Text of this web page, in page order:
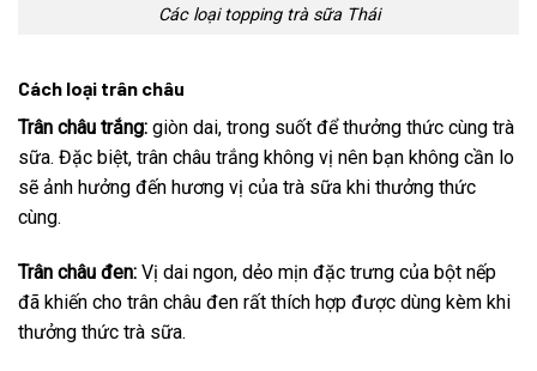
Các loại topping trà sữa Thái
Cách loại trân châu
Trân châu trắng: giòn dai, trong suốt để thưởng thức cùng trà
sữa. Đặc biệt, trân châu trắng không vị nên bạn không cần lo
sẽ ảnh hưởng đến hương vị của trà sữa khi thưởng thức
cùng.
Trân châu đen: Vị dai ngon, dẻo mịn đặc trưng của bột nếp
đã khiến cho trân châu đen rất thích hợp được dùng kèm khi
thưởng thức trà sữa.